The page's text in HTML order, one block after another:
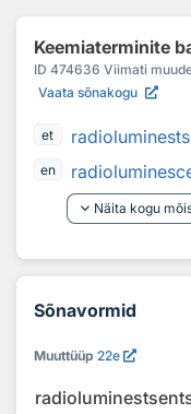
Keemiaterminite
ID 474636 Viimati
Vaata sõnakogu
et
en
keyboard_arrow_down Näita kogu
Sõnavormid
Muuttüüp 22e